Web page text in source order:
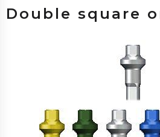
Double square